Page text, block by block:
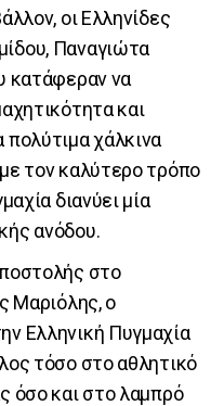
οι Ελληνίδες
Παναγιώτα
κατάφεραν να
και
χάλκινα
τον καλύτερο τρόπο
διανύει μία
ανόδου.
στο
Μαριόλης, ο
Ελληνική Πυγμαχία
τόσο στο αθλητικό
όσο και στο λαμπρό